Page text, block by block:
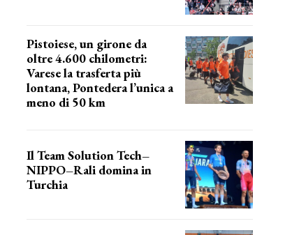
Pistoiese, un girone da
oltre 4.600 chilometri:
Varese la trasferta più
lontana, Pontedera l’unica a
meno di 50 km
Il Team Solution Tech–
NIPPO–Rali domina in
Turchia